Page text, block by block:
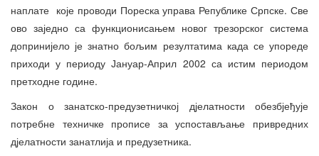
наплате које проводи Пореска управа Републике Српске. Све
ово заједно са функционисањем новог трезорског система
допринијело је знатно бољим резултатима када се упореде
приходи у периоду Јануар-Април 2002 са истим периодом
претходне године.
Закон о занатско-предузетничкој дјелатности обезбјеђује
потребне техничке прописе за успостављање привредних
дјелатности занатлија и предузетника.